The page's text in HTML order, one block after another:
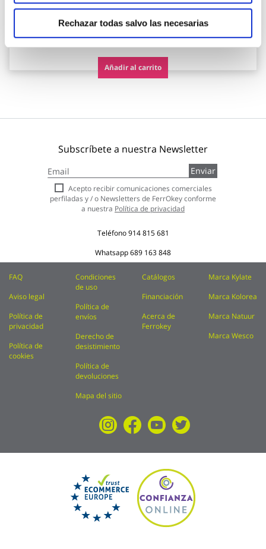
Rechazar todas salvo las necesarias
Terry
169,94 €
Añadir al carrito
Subscríbete a nuestra Newsletter
a
nuestro
boletín
de
Enviar
Acepto recibir comunicaciones comerciales
perfiladas y / o Newsletters de FerrOkey conforme
a nuestra Política de privacidad
Teléfono914 815 681
Whatsapp689 163 848
FAQ
Aviso legal
Política de
privacidad
Política de
cookies
Condiciones
de uso
Política de
envíos
Derecho de
desistimiento
Política de
devoluciones
Mapa del sitio
Catálogos
Financiación
Acerca de
Ferrokey
Marca Kylate
Marca Kolorea
Marca Natuur
Marca Wesco